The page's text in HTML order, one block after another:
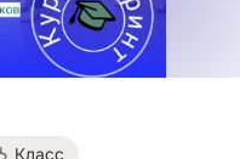
Класс